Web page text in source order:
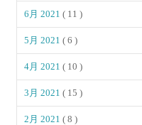
6月 2021( 11 )
5月 2021( 6 )
4月 2021( 10 )
3月 2021( 15 )
2月 2021( 8 )